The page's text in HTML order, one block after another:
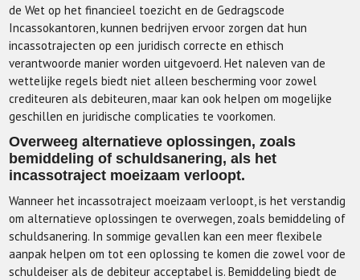
de Wet op het financieel toezicht en de Gedragscode
Incassokantoren, kunnen bedrijven ervoor zorgen dat hun
incassotrajecten op een juridisch correcte en ethisch
verantwoorde manier worden uitgevoerd. Het naleven van de
wettelijke regels biedt niet alleen bescherming voor zowel
crediteuren als debiteuren, maar kan ook helpen om mogelijke
geschillen en juridische complicaties te voorkomen.
Overweeg alternatieve oplossingen, zoals
bemiddeling of schuldsanering, als het
incassotraject moeizaam verloopt.
Wanneer het incassotraject moeizaam verloopt, is het verstandig
om alternatieve oplossingen te overwegen, zoals bemiddeling of
schuldsanering. In sommige gevallen kan een meer flexibele
aanpak helpen om tot een oplossing te komen die zowel voor de
schuldeiser als de debiteur acceptabel is. Bemiddeling biedt de